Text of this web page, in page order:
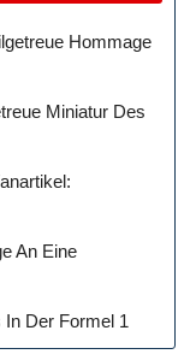
Hommage
Miniatur Des
An Eine
Der Formel 1